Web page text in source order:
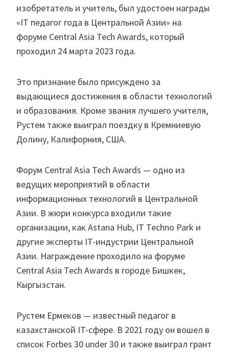
изобретатель и учитель, был удостоен награды
«IT педагог года в Центральной Азии» на
форуме Central Asia Tech Awards, который
проходил 24 марта 2023 года.
Это признание было присуждено за
выдающиеся достижения в области технологий
и образования. Кроме звания лучшего учителя,
Рустем также выиграл поездку в Кремниевую
Долину, Калифорния, США.
Форум Central Asia Tech Awards — одно из
ведущих мероприятий в области
информационных технологий в Центральной
Азии. В жюри конкурса входили такие
организации, как Astana Hub, IT Techno Park и
другие эксперты IT-индустрии Центральной
Азии. Награждение проходило на форуме
Central Asia Tech Awards в городе Бишкек,
Кыргызстан.
Рустем Ермеков — известный педагог в
казахстанской IT-сфере. В 2021 году он вошел в
список Forbes 30 under 30 и также выиграл грант